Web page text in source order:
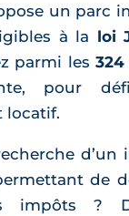
un parc
à la loi
parmi les
pour
locatif.
d’un
de
impôts ?